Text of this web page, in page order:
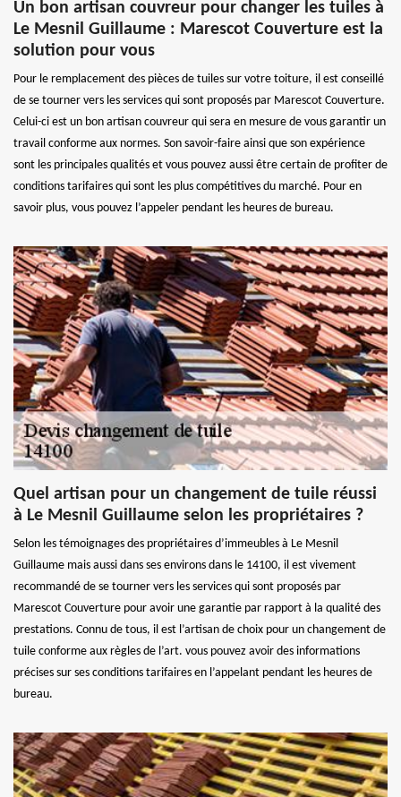
Un bon artisan couvreur pour changer les tuiles à
Le Mesnil Guillaume : Marescot Couverture est la
solution pour vous
Pour le remplacement des pièces de tuiles sur votre toiture, il est conseillé
de se tourner vers les services qui sont proposés par Marescot Couverture.
Celui-ci est un bon artisan couvreur qui sera en mesure de vous garantir un
travail conforme aux normes. Son savoir-faire ainsi que son expérience
sont les principales qualités et vous pouvez aussi être certain de profiter de
conditions tarifaires qui sont les plus compétitives du marché. Pour en
savoir plus, vous pouvez l’appeler pendant les heures de bureau.
Quel artisan pour un changement de tuile réussi
à Le Mesnil Guillaume selon les propriétaires ?
Selon les témoignages des propriétaires d’immeubles à Le Mesnil
Guillaume mais aussi dans ses environs dans le 14100, il est vivement
recommandé de se tourner vers les services qui sont proposés par
Marescot Couverture pour avoir une garantie par rapport à la qualité des
prestations. Connu de tous, il est l’artisan de choix pour un changement de
tuile conforme aux règles de l’art. vous pouvez avoir des informations
précises sur ses conditions tarifaires en l’appelant pendant les heures de
bureau.